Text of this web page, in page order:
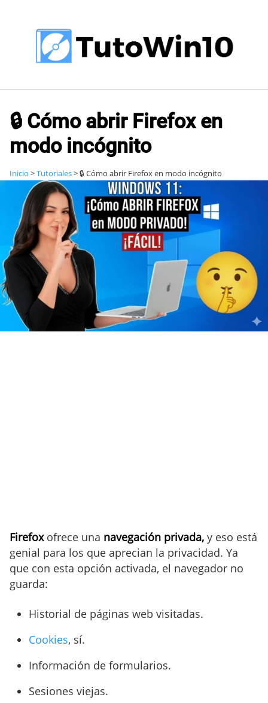
contenido
🔒 Cómo abrir Firefox en
modo incógnito
Inicio >Tutoriales>🔒 Cómo abrir Firefox en modo incógnito
Firefoxofrece una navegación privada, y eso está
genial para los que aprecian la privacidad. Ya
que con esta opción activada, el navegador no
guarda:
Historial de páginas web visitadas.
Cookies, sí.
Información de formularios.
Sesiones viejas.